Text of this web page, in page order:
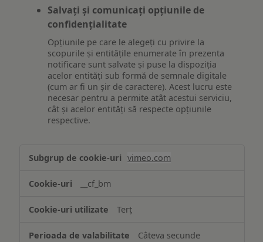
Salvați și comunicați opțiunile de
confidențialitate
Opțiunile pe care le alegeți cu privire la
scopurile și entitățile enumerate în prezenta
notificare sunt salvate și puse la dispoziția
acelor entități sub formă de semnale digitale
(cum ar fi un șir de caractere). Acest lucru este
necesar pentru a permite atât acestui serviciu,
cât și acelor entități să respecte opțiunile
respective.
funcționalităților
ului
vimeo.com
__cf_bm
Terț
Câteva secunde